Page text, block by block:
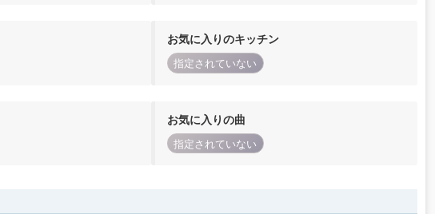
お気に入りのキッチン
指定されていない
お気に入りの曲
指定されていない